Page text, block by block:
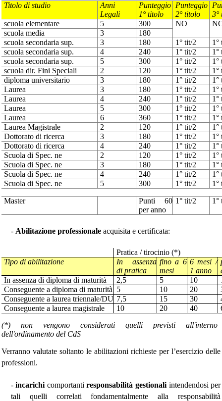
Titolo di studio
Anni
Legali
Punteggio
1° titolo
Punteggio
2° titolo
3°
scuola elementare
5 300 NO
scuola media
3
180
scuola secondaria sup.
3 180 1° tit/2
1°
scuola secondaria sup.
4 240 1° tit/2
1°
scuola secondaria sup.
5 300 1° tit/2
1°
scuola dir. Fini Speciali
2 120 1° tit/2
1°
diploma universitario
3 180 1° tit/2
1°
Laurea
3 180 1° tit/2
1°
Laurea
4 240 1° tit/2
1°
Laurea
5 300 1° tit/2
1°
Laurea
6 360 1° tit/2
1°
Laurea Magistrale
2 120 1° tit/2
1°
Dottorato di ricerca
3 180 1° tit/2
1°
Dottorato di ricerca
4 240 1° tit/2
1°
Scuola di Spec. ne
2 120 1° tit/2
1°
Scuola di Spec. ne
3 180 1° tit/2
1°
Scuola di Spec. ne
4 240 1° tit/2
1°
Scuola di Spec. ne
5 300 1° tit/2 1°
Master
Punti 60
per anno
1° tit/2 1°
- Abilitazione professionale acquisita e certificata:
Pratica / tirocinio (*)
Tipo di abilitazione
In assenza
di pratica
fino a 6
mesi
6 mesi /
1 anno
In assenza di diploma di maturità
2,5 5 10
Conseguente a diploma di maturità 5 10 20
Conseguente a laurea triennale/DU 7,5 15 30
Conseguente a laurea magistrale
10 20 40
(*) non vengono considerati quelli previsti all'interno
dell'ordinamento del CdS
Verranno valutate soltanto le abilitazioni richieste per l’esercizio delle
professioni.
-incarichi comportantiresponsabilità gestionali intendendosi per
tali quelli correlati fondamentalmente alla responsabilità